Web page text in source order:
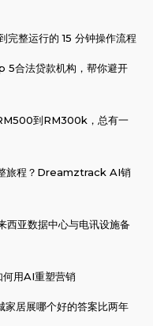
整运行的 15 分钟操作流程
合法贷款机构，帮你避开
到RM300k，总有一
旅程？Dreamztrack AI销
西亚数据中心与电讯设施备
用AI重塑营销
家居展哪个好的答案比两年